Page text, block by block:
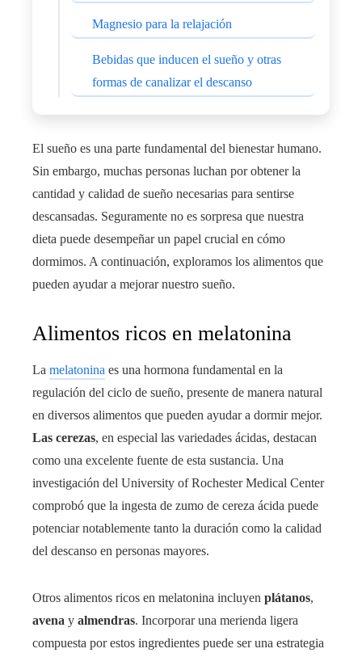
Magnesio para la relajación
Bebidas que inducen el sueño y otras
formas de canalizar el descanso
El sueño es una parte fundamental del bienestar humano.
Sin embargo, muchas personas luchan por obtener la
cantidad y calidad de sueño necesarias para sentirse
descansadas. Seguramente no es sorpresa que nuestra
dieta puede desempeñar un papel crucial en cómo
dormimos. A continuación, exploramos los alimentos que
pueden ayudar a mejorar nuestro sueño.
Alimentos ricos en melatonina
La melatonina es una hormona fundamental en la
regulación del ciclo de sueño, presente de manera natural
en diversos alimentos que pueden ayudar a dormir mejor.
Las cerezas, en especial las variedades ácidas, destacan
como una excelente fuente de esta sustancia. Una
investigación del University of Rochester Medical Center
comprobó que la ingesta de zumo de cereza ácida puede
potenciar notablemente tanto la duración como la calidad
del descanso en personas mayores.
Otros alimentos ricos en melatonina incluyen plátanos,
avena y almendras. Incorporar una merienda ligera
compuesta por estos ingredientes puede ser una estrategia